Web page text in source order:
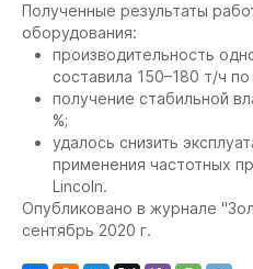
Полученные результаты
оборудования:
производительность
составила 150–180 т/ч
получение стабильной
%;
удалось снизить
применения частотных
Lincoln.
Опубликовано в журнале
сентябрь 2020 г.